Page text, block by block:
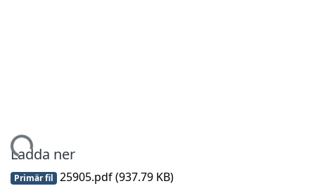
Hämtar...
Ladda ner
Primär fil 25905.pdf(937.79 KB)